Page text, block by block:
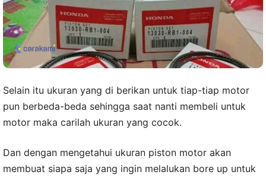
Selain itu ukuran yang di berikan untuk tiap-tiap motor
pun berbeda-beda sehingga saat nanti membeli untuk
motor maka carilah ukuran yang cocok.
Dan dengan mengetahui ukuran piston motor akan
membuat siapa saja yang ingin melalukan bore up untuk